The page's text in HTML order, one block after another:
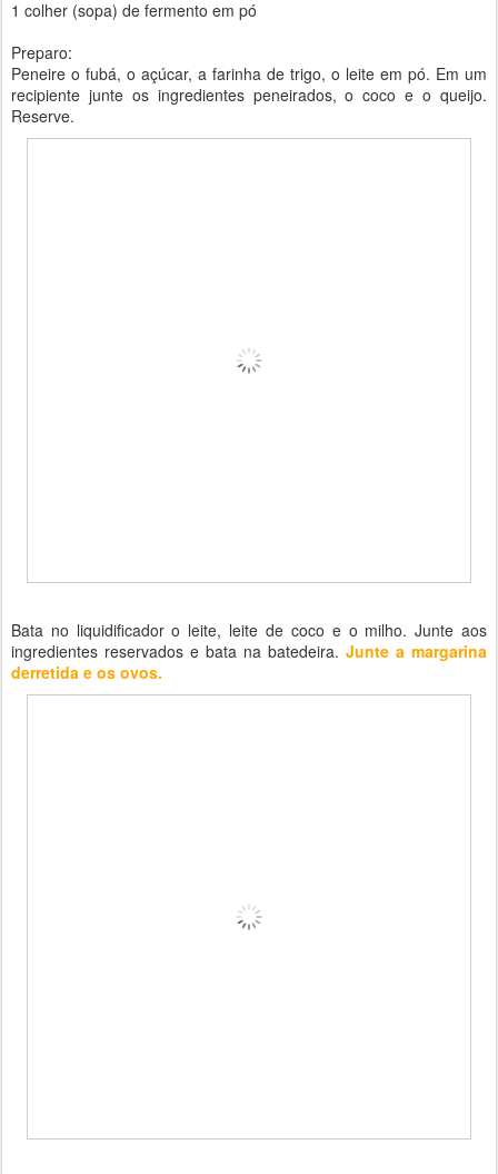
1 colher (sopa) de fermento em pó
Preparo:
Peneire o fubá, o açúcar, a farinha de trigo, o leite em pó. Em um
recipiente junte os ingredientes peneirados, o coco e o queijo.
Reserve.
Bata no liquidificador o leite, leite de coco e o milho. Junte aos
ingredientes reservados e bata na batedeira. Junte a margarina
derretida e os ovos.